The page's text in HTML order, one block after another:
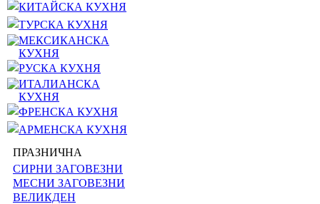
КИТАЙСКА КУХНЯ
ТУРСКА КУХНЯ
МЕКСИКАНСКА
КУХНЯ
РУСКА КУХНЯ
ИТАЛИАНСКА
КУХНЯ
ФРЕНСКА КУХНЯ
АРМЕНСКА КУХНЯ
ПРАЗНИЧНА
СИРНИ ЗАГОВЕЗНИ
МЕСНИ ЗАГОВЕЗНИ
ВЕЛИКДЕН